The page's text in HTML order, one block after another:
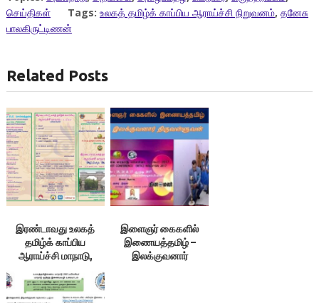
செய்திகள்
Tags: உலகத் தமிழ்க் காப்பிய ஆராய்ச்சி நிறுவனம், தனேசு
பாலகிருட்டிணன்
Related Posts
இரண்டாவது உலகத்
தமிழ்க் காப்பிய
ஆராய்ச்சி மாநாடு,
இளைஞர் கைகளில்
இணையத்தமிழ் –
இலக்குவனார்